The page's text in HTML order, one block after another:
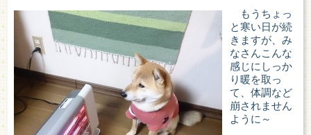
もうちょっ
と寒い日が続
きますが、み
なさんこんな
感じにしっか
り暖を取っ
て、体調など
崩されません
ように～